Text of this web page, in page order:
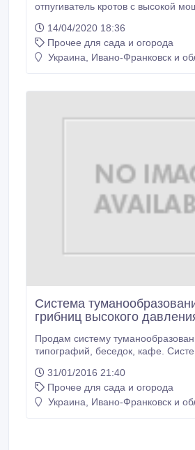
отпугиватель кротов с высокой
предназначен для борьбы с
разрушительной деятельности
огородов, газонов или цветочных
можно скорее покинуть территорию, на
14/04/2020 18:36
Прочее для сада и огорода
Украина, Ивано-Франковск и
Система
грибниц высокого
Продам систему
типографий, беседок, кафе. Система
для повышения влажности до 98%, охлаждения в
летнее время. Система
высокого давление продается по
31/01/2016 21:40
Прочее для сада и огорода
Украина, Ивано-Франковск и